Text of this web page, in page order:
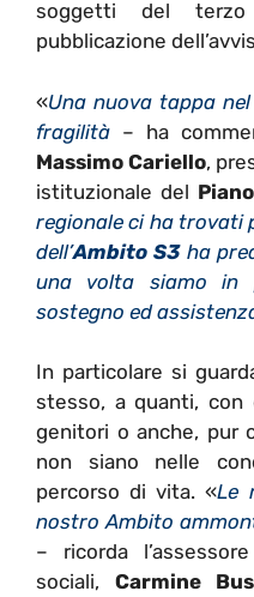
soggetti del
pubblicazione
«Una nuova tappa
fragilità – ha
Massimo Cariello,
istituzionale del
regionale ci ha trovati
dell’Ambito S3ha
una volta siamo in
sostegno ed
In particolare si
stesso, a quanti, con
genitori o anche, pur
non siano nelle
percorso di vita. «Le
nostro Ambito
– ricorda
sociali, Carmine